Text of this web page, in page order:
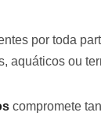
por toda
aquáticos ou
compromete